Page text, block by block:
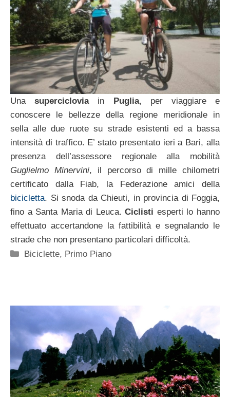
Unasupercicloviain Puglia, per viaggiare e
conoscere le bellezze della regione meridionale in
sella alle due ruote su strade esistenti ed a bassa
intensità di traffico. E’ stato presentato ieri a Bari, alla
presenza dell’assessore regionale alla mobilità
Guglielmo Minervini, il percorso di mille chilometri
certificato dalla Fiab, la Federazione amici della
bicicletta. Si snoda da Chieuti, in provincia di Foggia,
fino a Santa Maria di Leuca.Ciclisti esperti lo hanno
effettuato accertandone la fattibilità e segnalando le
strade che non presentano particolari difficoltà.
Categorie
Biciclette, Primo Piano